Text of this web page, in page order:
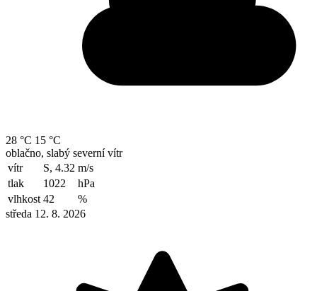
28 °C 15 °C
oblačno, slabý severní vítr
vítr
S, 4.32 m/s
tlak
1022
hPa
vlhkost 42
%
středa 12. 8. 2026